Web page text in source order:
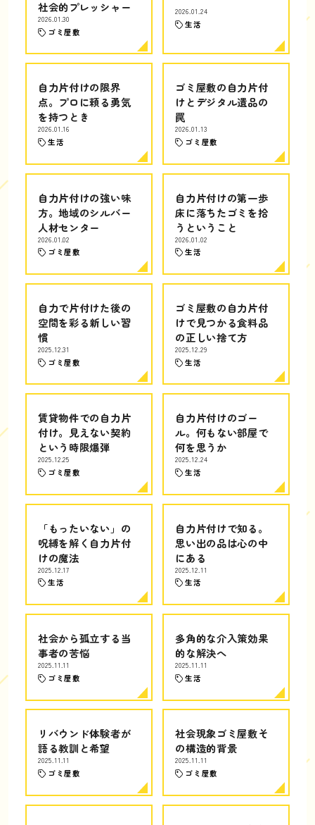
社会的プレッシャー
2026.01.30
ゴミ屋敷
2026.01.24
生活
自力片付けの限界
点。プロに頼る勇気
を持つとき
2026.01.16
生活
ゴミ屋敷の自力片付
けとデジタル遺品の
罠
2026.01.13
ゴミ屋敷
自力片付けの強い味
方。地域のシルバー
人材センター
2026.01.02
ゴミ屋敷
自力片付けの第一歩
床に落ちたゴミを拾
うということ
2026.01.02
生活
自力で片付けた後の
空間を彩る新しい習
慣
2025.12.31
ゴミ屋敷
ゴミ屋敷の自力片付
けで見つかる食料品
の正しい捨て方
2025.12.29
生活
賃貸物件での自力片
付け。見えない契約
という時限爆弾
2025.12.25
ゴミ屋敷
自力片付けのゴー
ル。何もない部屋で
何を思うか
2025.12.24
生活
「もったいない」の
呪縛を解く自力片付
けの魔法
2025.12.17
生活
自力片付けで知る。
思い出の品は心の中
にある
2025.12.11
生活
社会から孤立する当
事者の苦悩
2025.11.11
ゴミ屋敷
多角的な介入策効果
的な解決へ
2025.11.11
生活
リバウンド体験者が
語る教訓と希望
2025.11.11
ゴミ屋敷
社会現象ゴミ屋敷そ
の構造的背景
2025.11.11
ゴミ屋敷